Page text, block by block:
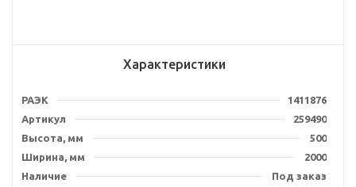
Характеристики
РАЭК
1411876
Артикул
259490
Высота, мм
500
Ширина, мм
2000
Наличие
Под заказ